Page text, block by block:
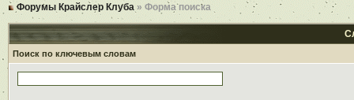
Форумы Крайслер Клуба » Форма поиска
Поиск по ключевым словам